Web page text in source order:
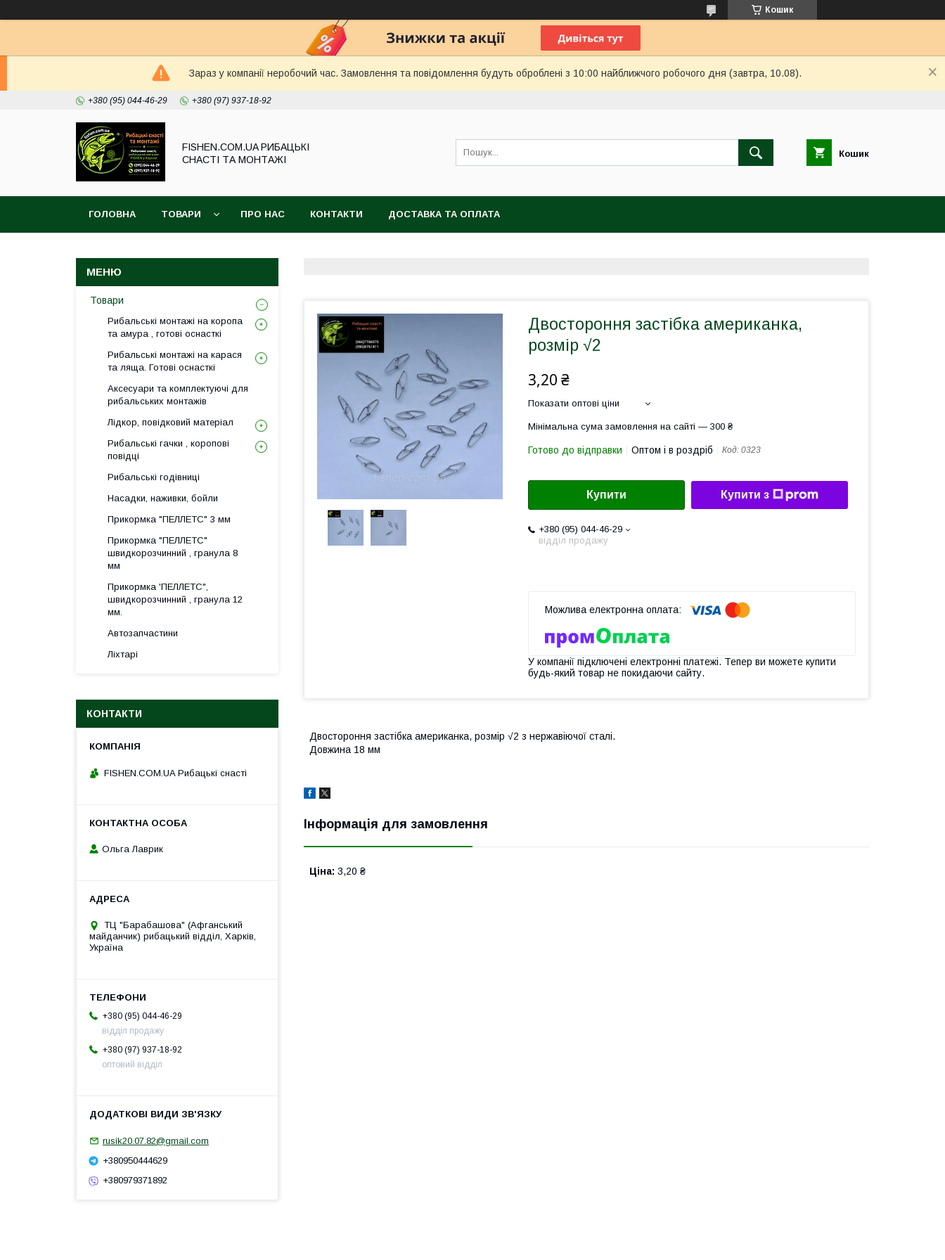
Кошик
Зараз у компанії неробочий час. Замовлення та повідомлення будуть оброблені з 10:00 найближчого робочого дня (завтра, 10.08).
+380 (95) 044-46-29 +380 (97) 937-18-92
FISHEN.COM.UA РИБАЦЬКІ
СНАСТІ ТА МОНТАЖІ
Кошик
ГОЛОВНА ТОВАРИ ПРО НАС КОНТАКТИ ДОСТАВКА ТА ОПЛАТА
Двостороння застібка американка,
розмір √2
3,20 ₴
Показати оптові ціни
Мінімальна сума замовлення на сайті — 300 ₴
Готово до відправки Оптом і в роздріб Код: 0323
Купити Купити з
+380 (95) 044-46-29
відділ продажу
У компанії підключені електронні платежі. Тепер ви можете купити
будь-який товар не покидаючи сайту.
Двостороння застібка американка, розмір √2 з нержавіючої сталі.
Довжина 18 мм
Інформація для замовлення
Ціна: 3,20 ₴
Товари
Рибальські монтажі на коропа
та амура , готові оснасткі
Рибальські монтажі на карася
та ляща. Готові оснасткі
Аксесуари та комплектуючі для
рибальських монтажів
Лідкор, повiдковий матеріал
Рибальські гачки , коропові
повідці
Рибальські годівниці
Насадки, наживки, бойли
Прикормка "ПЕЛЛЕТС" 3 мм
Прикормка "ПЕЛЛЕТС"
швидкорозчинний , гранула 8
мм
Прикормка 'ПЕЛЛЕТС",
швидкорозчинний , гранула 12
мм.
Автозапчастини
Ліхтарі
КОНТАКТИ
FISHEN.COM.UA Рибацькі снасті
Ольга Лаврик
ТЦ "Барабашова" (Афганський
майданчик) рибацький відділ, Харків,
Україна
+380 (95) 044-46-29
відділ продажу
+380 (97) 937-18-92
оптовий відділ
rusik20.07.82@gmail.com
+380950444629
+380979371892